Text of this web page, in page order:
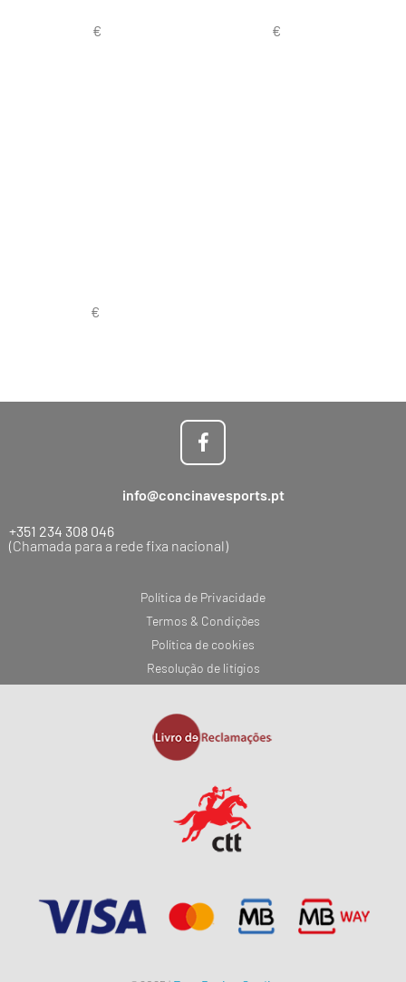
Política de Privacidade
Termos & Condições
Política de cookies
Resolução de litígios
info@concinavesports.pt
+351 234 308 046
(Chamada para a rede fixa nacional)